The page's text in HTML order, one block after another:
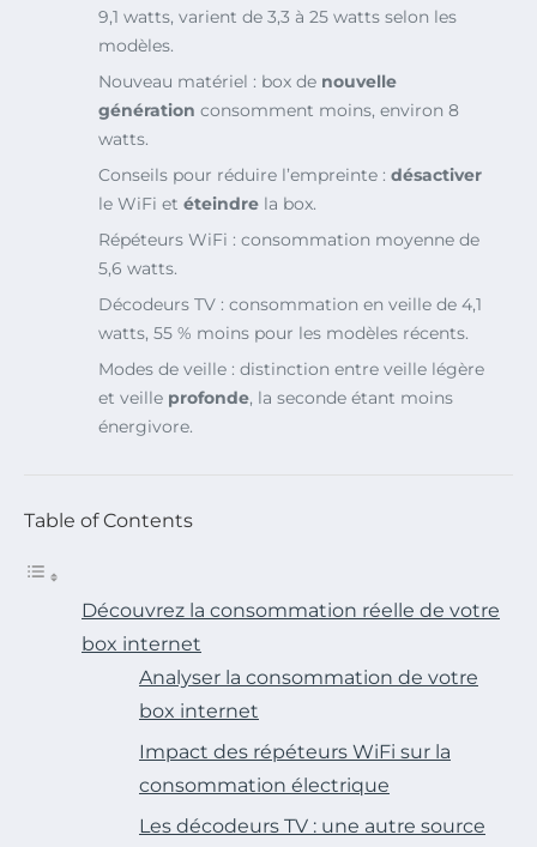
9,1 watts, varient de 3,3 à 25 watts selon les
modèles.
Nouveau matériel : box de nouvelle
génération consomment moins, environ 8
watts.
Conseils pour réduire l’empreinte : désactiver
le WiFi et éteindre la box.
Répéteurs WiFi : consommation moyenne de
5,6 watts.
Décodeurs TV : consommation en veille de 4,1
watts, 55 % moins pour les modèles récents.
Modes de veille : distinction entre veille légère
et veille profonde, la seconde étant moins
énergivore.
Table of Contents
Découvrez la consommation réelle de votre
box internet
Analyser la consommation de votre
box internet
Impact des répéteurs WiFi sur la
consommation électrique
Les décodeurs TV : une autre source